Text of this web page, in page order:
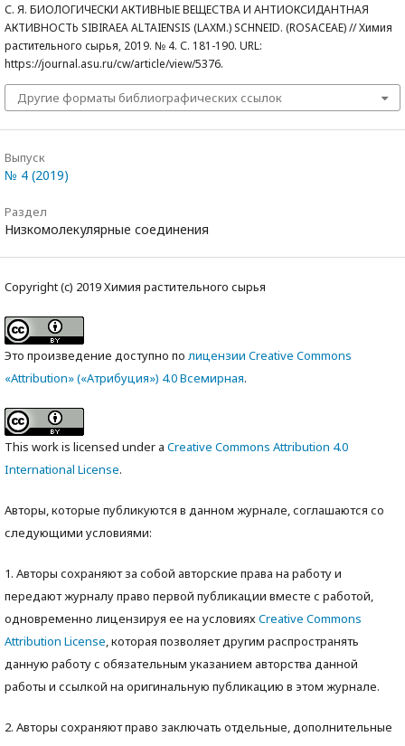
С. Я. БИОЛОГИЧЕСКИ АКТИВНЫЕ ВЕЩЕСТВА И АНТИОКСИДАНТНАЯ
АКТИВНОСТЬ SIBIRAEA ALTAIENSIS (LAXM.) SCHNEID. (ROSACEAE) // Химия
растительного сырья, 2019. № 4. С. 181-190. URL:
https://journal.asu.ru/cw/article/view/5376.
Другие форматы библиографических ссылок
Выпуск
№ 4 (2019)
Раздел
Низкомолекулярные соединения
Copyright (c) 2019 Химия растительного сырья
Это произведение доступно по лицензии Creative Commons
«Attribution» («Атрибуция») 4.0 Всемирная.
This work is licensed under a Creative Commons Attribution 4.0
International License.
Авторы, которые публикуются в данном журнале, соглашаются со
следующими условиями:
1. Авторы сохраняют за собой авторские права на работу и
передают журналу право первой публикации вместе с работой,
одновременно лицензируя ее на условияхCreative Commons
Attribution License, которая позволяет другим распространять
данную работу с обязательным указанием авторства данной
работы и ссылкой на оригинальную публикацию в этом журнале.
2. Авторы сохраняют право заключать отдельные, дополнительные